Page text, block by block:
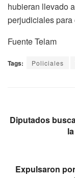
hubieran llevado
perjudiciales para
Fuente Telam
Tags: Policiales
Diputados
Expulsaron